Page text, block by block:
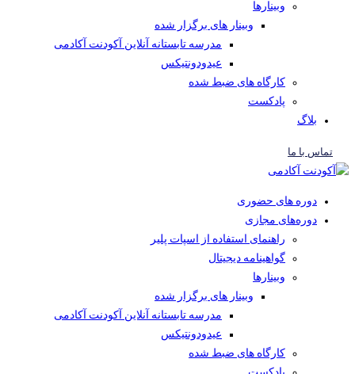
وبینار‌ها
وبینار های برگزار شده
مدرسه تابستانه آنلاین آکودنت آکادمی
عیدودونتیکس
کارگاه های ضبط شده
پادکست
بلاگ
تماس با ما
دوره های حضوری
دوره‌های مجازی
راهنمای استفاده از اسپات پلیر
گواهینامه دیجیتال
وبینار‌ها
وبینار های برگزار شده
مدرسه تابستانه آنلاین آکودنت آکادمی
عیدودونتیکس
کارگاه های ضبط شده